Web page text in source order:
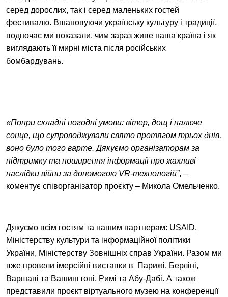
серед дорослих, так і серед маленьких гостей
фестивалю. Вшановуючи українську культуру і традиції,
водночас ми показали, чим зараз живе наша країна і як
виглядають її мирні міста після російських
бомбардувань.
«Попри складні погодні умови: вітер, дощ і палюче
сонце, що супроводжували свято протягом трьох днів,
воно було того варте. Дякуємо організаторам за
підтримку та поширення інформації про жахливі
наслідки війни за допомогою VR-технологій”, –
коментує співорганізатор проєкту – Микола Омельченко.
Дякуємо всім гостям та нашим партнерам: USAID,
Міністерству культури та інформаційної політики
України, Міністерству Зовнішніх справ України. Разом ми
вже провели імерсійні виставки в
Парижі, Берліні,
Варшаві та Вашингтоні, Римі та Абу-Дабі. А також
представили проєкт віртуального музею на конференції